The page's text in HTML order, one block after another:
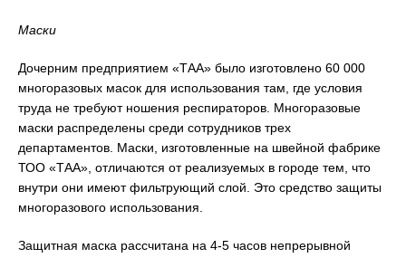
Маски
Дочерним предприятием «ТАА» было изготовлено 60 000
многоразовых масок для использования там, где условия
труда не требуют ношения респираторов. Многоразовые
маски распределены среди сотрудников трех
департаментов. Маски, изготовленные на швейной фабрике
ТОО «ТАА», отличаются от реализуемых в городе тем, что
внутри они имеют фильтрующий слой. Это средство защиты
многоразового использования.
Защитная маска рассчитана на 4-5 часов непрерывной